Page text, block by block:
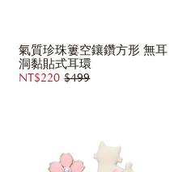
氣質珍珠簍空鑲鑽方形 無耳
洞黏貼式耳環
NT$220 $499